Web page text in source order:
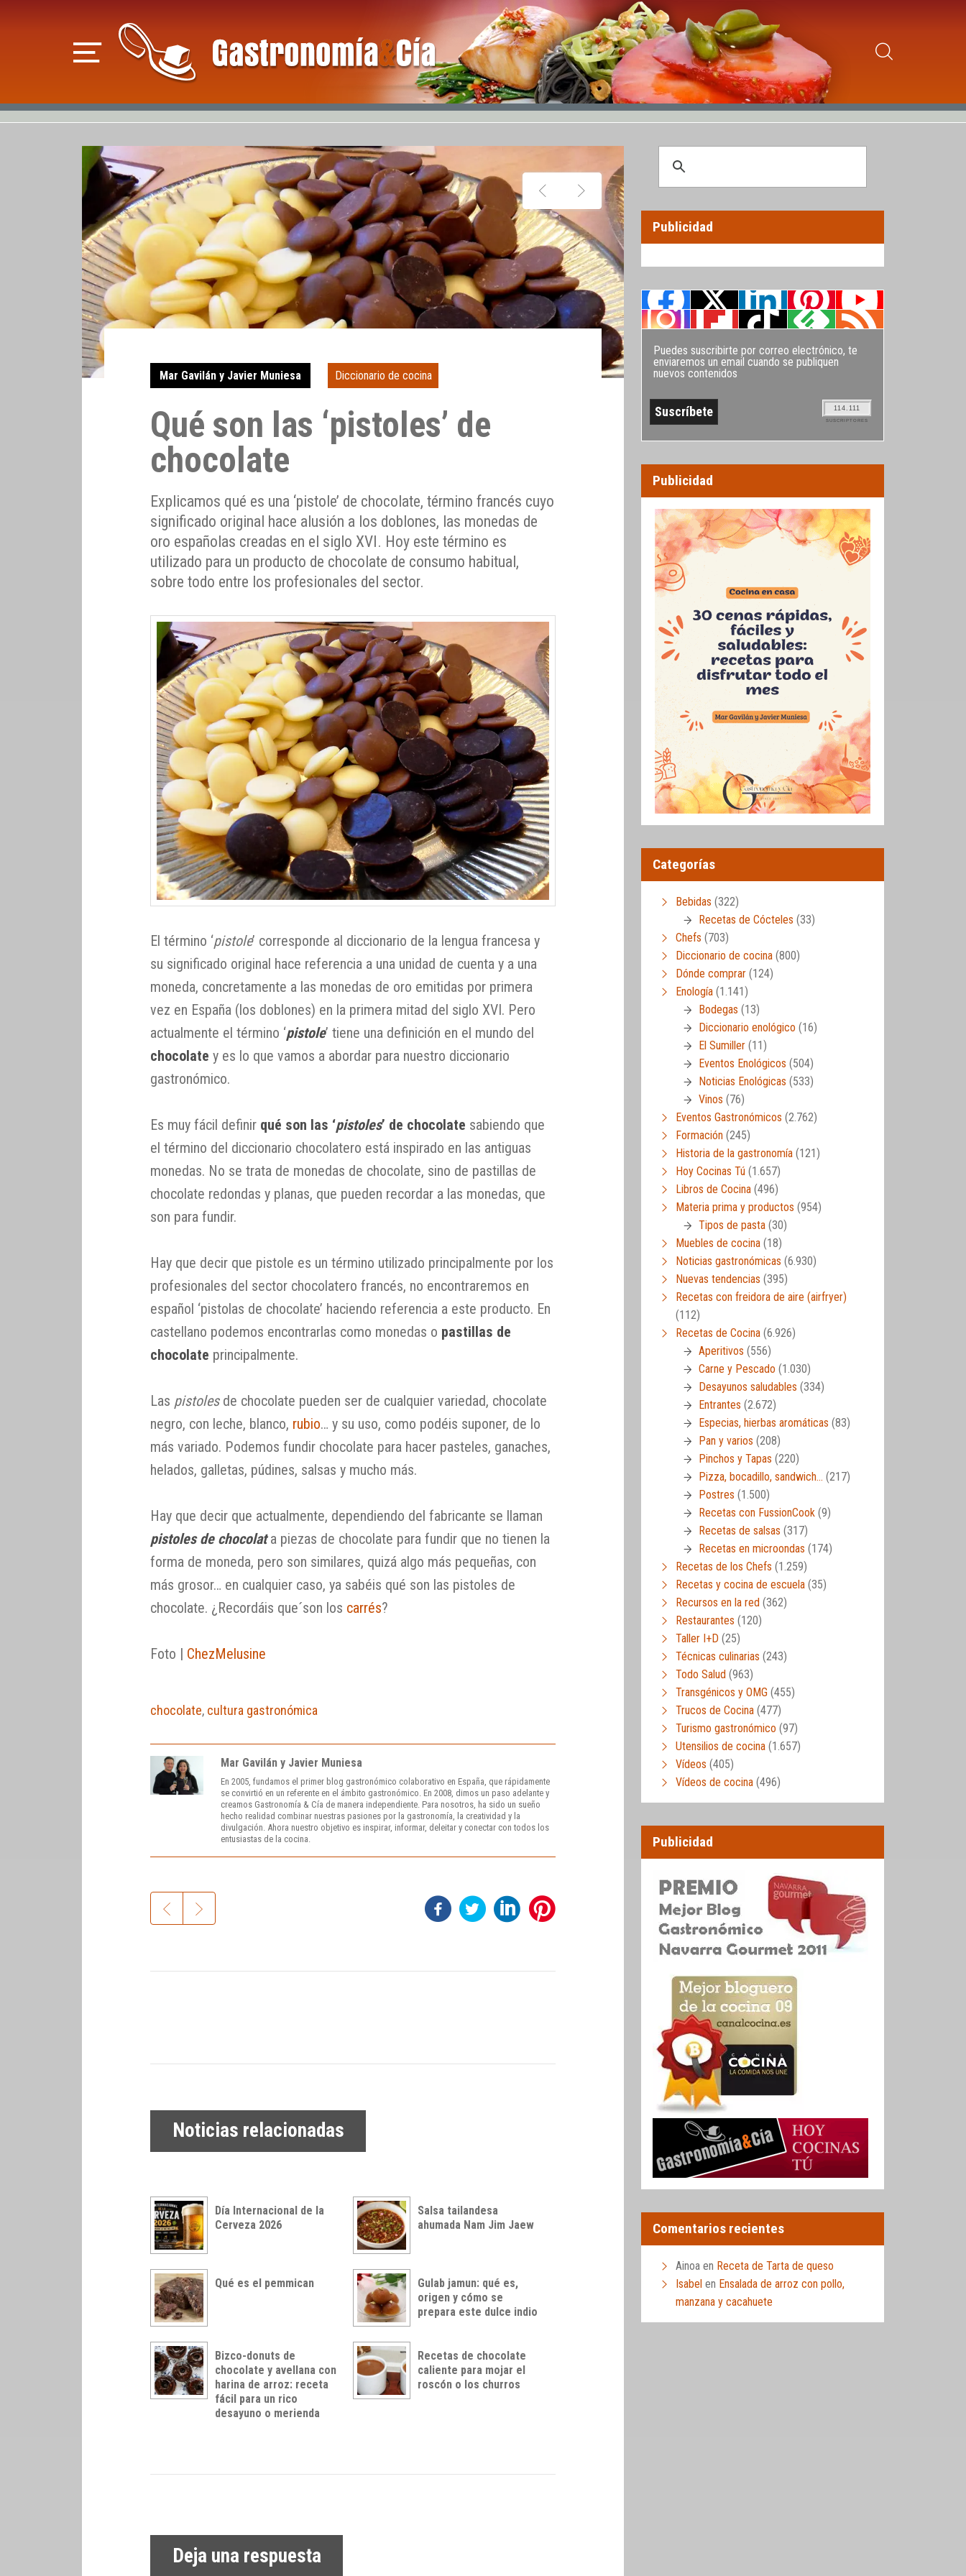
Mar Gavilán y Javier Muniesa Diccionario de cocina
Qué son las ‘pistoles’ de
chocolate
Explicamos qué es una ‘pistole’ de chocolate, término francés cuyo
significado original hace alusión a los doblones, las monedas de
oro españolas creadas en el siglo XVI. Hoy este término es
utilizado para un producto de chocolate de consumo habitual,
sobre todo entre los profesionales del sector.
El término ‘pistole’ corresponde al diccionario de la lengua francesa y
su significado original hace referencia a una unidad de cuenta y a una
moneda, concretamente a las monedas de oro emitidas por primera
vez en España (los doblones) en la primera mitad del siglo XVI. Pero
actualmente el término ‘pistole’ tiene una definición en el mundo del
chocolate y es lo que vamos a abordar para nuestro diccionario
gastronómico.
Es muy fácil definir qué son las ‘pistoles’ de chocolate sabiendo que
el término del diccionario chocolatero está inspirado en las antiguas
monedas. No se trata de monedas de chocolate, sino de pastillas de
chocolate redondas y planas, que pueden recordar a las monedas, que
son para fundir.
Hay que decir que pistole es un término utilizado principalmente por los
profesionales del sector chocolatero francés, no encontraremos en
español ‘pistolas de chocolate’ haciendo referencia a este producto. En
castellano podemos encontrarlas como monedas o pastillas de
chocolate principalmente.
Las pistolesde chocolate pueden ser de cualquier variedad, chocolate
negro, con leche, blanco, rubio… y su uso, como podéis suponer, de lo
más variado. Podemos fundir chocolate para hacer pasteles, ganaches,
helados, galletas, púdines, salsas y mucho más.
Hay que decir que actualmente, dependiendo del fabricante se llaman
pistoles de chocolata piezas de chocolate para fundir que no tienen la
forma de moneda, pero son similares, quizá algo más pequeñas, con
más grosor… en cualquier caso, ya sabéis qué son las pistoles de
chocolate. ¿Recordáis que´son los carrés?
Foto | ChezMelusine
chocolate, cultura gastronómica
Mar Gavilán y Javier Muniesa
En 2005, fundamos el primer blog gastronómico colaborativo en España, que rápidamente
se convirtió en un referente en el ámbito gastronómico. En 2008, dimos un paso adelante y
creamos Gastronomía & Cía de manera independiente. Para nosotros, ha sido un sueño
hecho realidad combinar nuestras pasiones por la gastronomía, la creatividad y la
divulgación. Ahora nuestro objetivo es inspirar, informar, deleitar y conectar con todos los
entusiastas de la cocina.
Noticias relacionadas
Día Internacional de la
Cerveza 2026
Salsa tailandesa
ahumada Nam Jim Jaew
Qué es el pemmican
Gulab jamun: qué es,
origen y cómo se
prepara este dulce indio
Bizco-donuts de
chocolate y avellana con
harina de arroz: receta
fácil para un rico
desayuno o merienda
Recetas de chocolate
caliente para mojar el
roscón o los churros
Deja una respuesta
Publicidad
Puedes suscribirte por correo electrónico, te
enviaremos un email cuando se publiquen
nuevos contenidos
114.111
SUSCRIPTORES
Publicidad
Categorías
Bebidas (322)
Recetas de Cócteles (33)
Chefs (703)
Diccionario de cocina (800)
Dónde comprar (124)
Enología (1.141)
Bodegas (13)
Diccionario enológico (16)
El Sumiller (11)
Eventos Enológicos (504)
Noticias Enológicas (533)
Vinos (76)
Eventos Gastronómicos (2.762)
Formación (245)
Historia de la gastronomía (121)
Hoy Cocinas Tú (1.657)
Libros de Cocina (496)
Materia prima y productos (954)
Tipos de pasta (30)
Muebles de cocina (18)
Noticias gastronómicas (6.930)
Nuevas tendencias (395)
Recetas con freidora de aire (airfryer)
(112)
Recetas de Cocina (6.926)
Aperitivos (556)
Carne y Pescado (1.030)
Desayunos saludables (334)
Entrantes (2.672)
Especias, hierbas aromáticas (83)
Pan y varios (208)
Pinchos y Tapas (220)
Pizza, bocadillo, sandwich… (217)
Postres (1.500)
Recetas con FussionCook (9)
Recetas de salsas (317)
Recetas en microondas (174)
Recetas de los Chefs (1.259)
Recetas y cocina de escuela (35)
Recursos en la red (362)
Restaurantes (120)
Taller I+D (25)
Técnicas culinarias (243)
Todo Salud (963)
Transgénicos y OMG (455)
Trucos de Cocina (477)
Turismo gastronómico (97)
Utensilios de cocina (1.657)
Vídeos (405)
Vídeos de cocina (496)
Publicidad
Comentarios recientes
Ainoa en Receta de Tarta de queso
Isabel en Ensalada de arroz con pollo,
manzana y cacahuete